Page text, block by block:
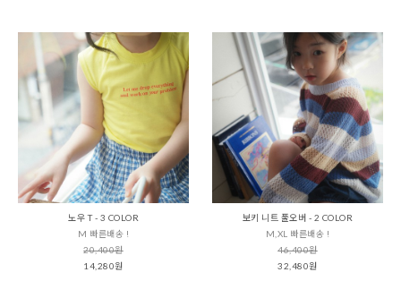
노우 T - 3 COLOR
M 빠른배송 !
20,400원
14,280원
보키 니트 풀오버 - 2 COLOR
M,XL 빠른배송 !
46,400원
32,480원